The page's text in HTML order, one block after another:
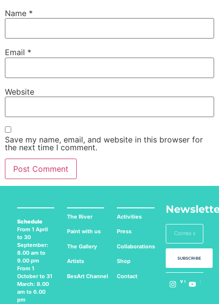
Name *
Email *
Website
Save my name, email, and website in this browser for
the next time I comment.
Schedule
From 1 April
to 30
September:
8.00 am to
9.00 pm
From 1
October to 31
March: 8.00
am to 6.00
pm
The River
Paint with us
The Gallery
Artists
BesArt Channel
Activities
Press
Collaborations
Shop
Contact
SUBSCRIBE
Follow us on: